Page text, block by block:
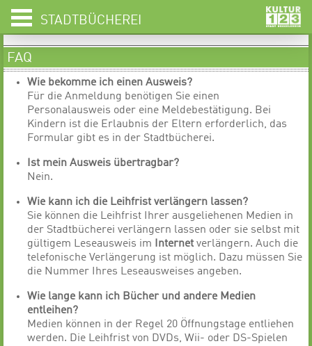
STADTBÜCHEREI
FAQ
Wie bekomme ich einen Ausweis?
Für die Anmeldung benötigen Sie einen
Personalausweis oder eine Meldebestätigung. Bei
Kindern ist die Erlaubnis der Eltern erforderlich, das
Formular gibt es in der Stadtbücherei.
Ist mein Ausweis übertragbar?
Nein.
Wie kann ich die Leihfrist verlängern lassen?
Sie können die Leihfrist Ihrer ausgeliehenen Medien in
der Stadtbücherei verlängern lassen oder sie selbst mit
gültigem Leseausweis im
Internetverlängern. Auch die
telefonische Verlängerung ist möglich. Dazu müssen Sie
die Nummer Ihres Leseausweises angeben.
Wie lange kann ich Bücher und andere Medien
entleihen?
Medien können in der Regel 20 Öffnungstage entliehen
werden. Die Leihfrist von DVDs, Wii- oder DS-Spielen